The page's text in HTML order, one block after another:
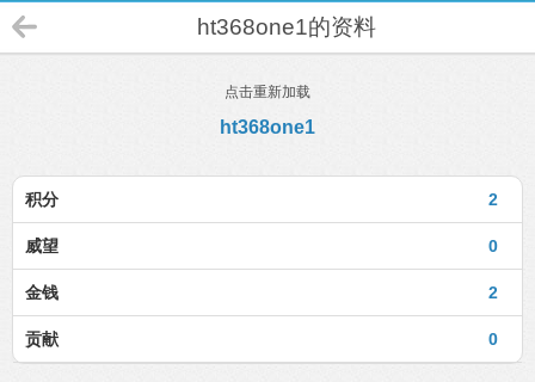
ht368one1的资料
点击重新加载
ht368one1
2
积分
0
威望
2
金钱
0
贡献